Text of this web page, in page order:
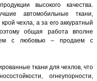
высокого качества.
автомобильные ткани,
чехла, а за его аккуратный
общая работа вполне
с любовью – продаем с
ткани для чехлов, что
огнеупорности,